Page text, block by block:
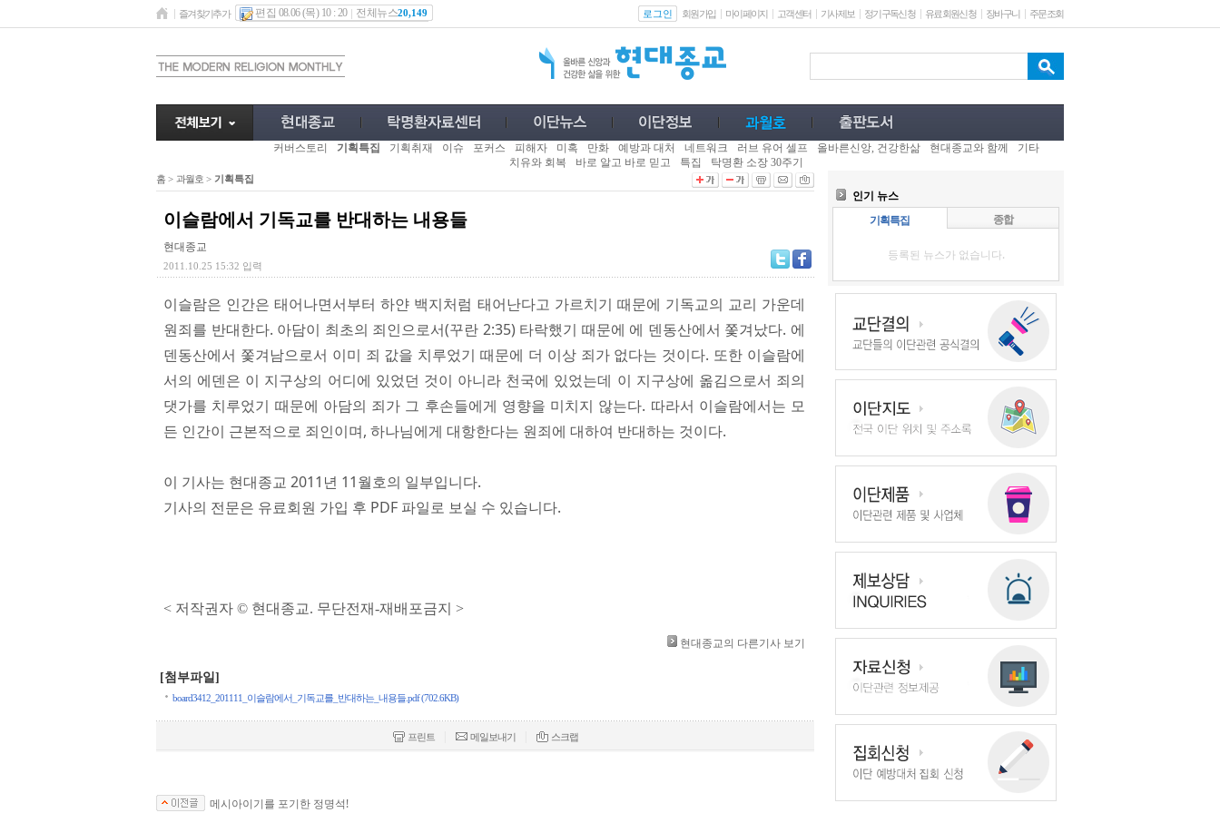
즐겨찾기추가 편집 08.06 (목) 10 : 20 전체뉴스20,149 로그인 회원가입 마이페이지 고객센터 기사제보 정기구독신청 유료회원신청 장바구니 주문조회
커버스토리 기획특집 기획취재 이슈 포커스 피해자 미혹 만화 예방과 대처 네트워크 러브 유어 셀프 올바른신앙, 건강한삶 현대종교와 함께
기타
치유와 회복
바로 알고 바로 믿고 특집 탁명환 소장 30주기
홈 > 과월호 > 기획특집
이슬람에서 기독교를 반대하는 내용들
현대종교
2011.10.25 15:32 입력
이슬람은 인간은 태어나면서부터 하얀 백지처럼 태어난다고 가르치기 때문에 기독교의 교리 가운데
원죄를 반대한다. 아담이 최초의 죄인으로서(꾸란 2:35) 타락했기 때문에 에 덴동산에서 쫓겨났다. 에
덴동산에서 쫓겨남으로서 이미 죄 값을 치루었기 때문에 더 이상 죄가 없다는 것이다. 또한 이슬람에
서의 에덴은 이 지구상의 어디에 있었던 것이 아니라 천국에 있었는데 이 지구상에 옮김으로서 죄의
댓가를 치루었기 때문에 아담의 죄가 그 후손들에게 영향을 미치지 않는다. 따라서 이슬람에서는 모
든 인간이 근본적으로 죄인이며, 하나님에게 대항한다는 원죄에 대하여 반대하는 것이다.
이 기사는 현대종교 2011년 11월호의 일부입니다.
기사의 전문은 유료회원 가입 후 PDF 파일로 보실 수 있습니다.
< 저작권자 © 현대종교. 무단전재-재배포금지 >
현대종교의 다른기사 보기
[첨부파일]
board3412_201111_이슬람에서_기독교를_반대하는_내용들.pdf (702.6KB)
프린트 메일보내기 스크랩
메시아이기를 포기한 정명석!
인기 뉴스
기획특집
종합
등록된 뉴스가 없습니다.